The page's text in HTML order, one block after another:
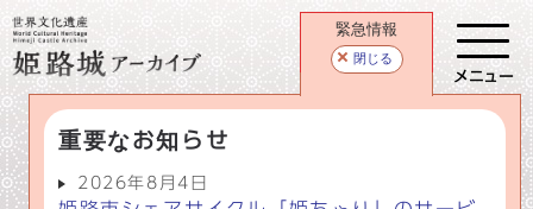
緊急情報
閉じる
重要なお知らせ
2026年8月4日
メニュー